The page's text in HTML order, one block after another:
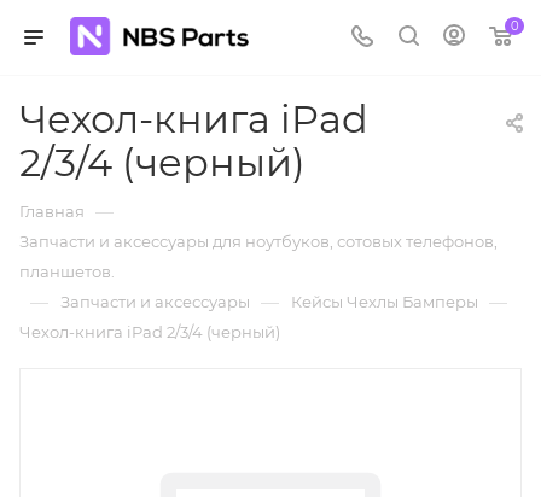
0
Чехол-книга iPad
2/3/4 (черный)
Главная —
Запчасти и аксессуары для ноутбуков, сотовых телефонов,
планшетов.
— Запчасти и аксессуары — Кейсы Чехлы Бамперы —
Чехол-книга iPad 2/3/4 (черный)